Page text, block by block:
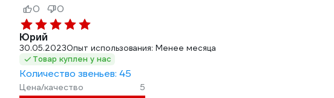
0
0
Юрий
30.05.2023Опыт использования: Менее месяца
Товар куплен у нас
Количество звеньев: 45
Цена/качество 5